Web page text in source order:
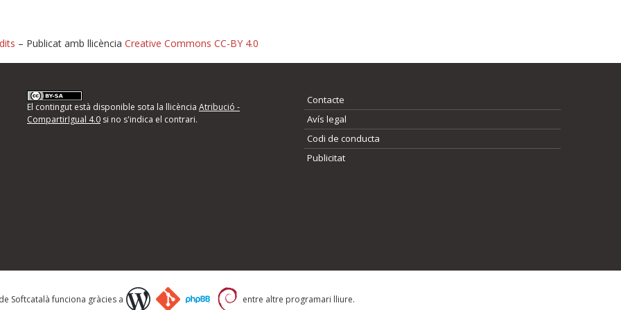
d'errors
següents i descriviu quina és la millora que
– Publicat amb llicència Creative Commons CC-BY 4.0
El contingut està disponible sota la llicència Atribució -
CompartirIgual 4.0si no s'indica el contrari.
Contacte
Avís legal
Codi de conducta
Publicitat
Softcatalà funciona gràcies a entre altre programari lliure.